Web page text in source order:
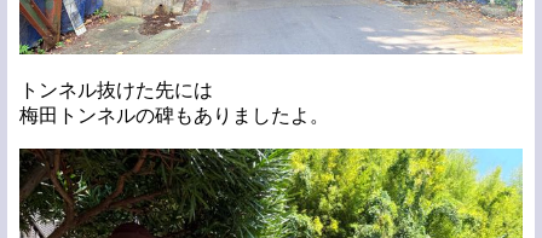
トンネル抜けた先には
梅田トンネルの碑もありましたよ。